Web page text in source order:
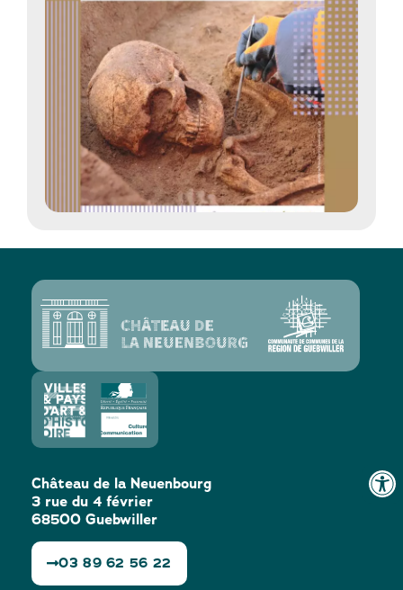
Château de la Neuenbourg
3 rue du 4 février
68500 Guebwiller
03 89 62 56 22